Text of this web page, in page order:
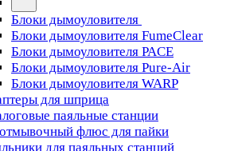
Блоки дымоуловителя
Блоки дымоуловителя FumeClear
Блоки дымоуловителя PACE
Блоки дымоуловителя Pure-Air
Блоки дымоуловителя WARP
для шприца
паяльные станции
флюс для пайки
для паяльных станций